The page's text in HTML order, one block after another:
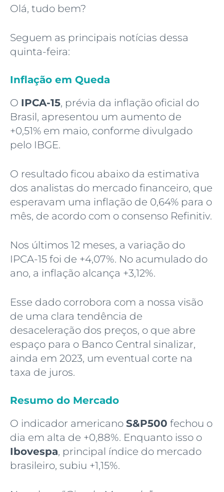
Olá, tudo bem?
Seguem as principais notícias dessa
quinta-feira:
Inflação em Queda
O IPCA-15, prévia da inflação oficial do
Brasil, apresentou um aumento de
+0,51% em maio, conforme divulgado
pelo IBGE.
O resultado ficou abaixo da estimativa
dos analistas do mercado financeiro, que
esperavam uma inflação de 0,64% para o
mês, de acordo com o consenso Refinitiv.
Nos últimos 12 meses, a variação do
IPCA-15 foi de +4,07%. No acumulado do
ano, a inflação alcança +3,12%.
Esse dado corrobora com a nossa visão
de uma clara tendência de
desaceleração dos preços, o que abre
espaço para o Banco Central sinalizar,
ainda em 2023, um eventual corte na
taxa de juros.
Resumo do Mercado
O indicador americano S&P500 fechou o
dia em alta de +0,88%. Enquanto isso o
Ibovespa, principal índice do mercado
brasileiro, subiu +1,15%.